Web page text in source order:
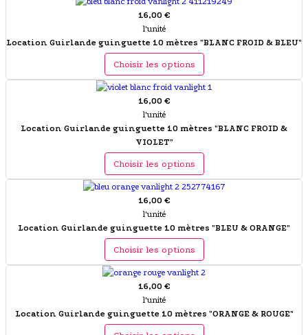
16,00 €
l'unité
Location Guirlande guinguette 10 mètres "BLANC FROID & BLEU"
Choisir les options
16,00 €
l'unité
Location Guirlande guinguette 10 mètres "BLANC FROID &
VIOLET"
Choisir les options
16,00 €
l'unité
Location Guirlande guinguette 10 mètres "BLEU & ORANGE"
Choisir les options
16,00 €
l'unité
Location Guirlande guinguette 10 mètres "ORANGE & ROUGE"